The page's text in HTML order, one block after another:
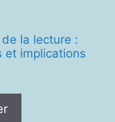
la lecture :
et implications